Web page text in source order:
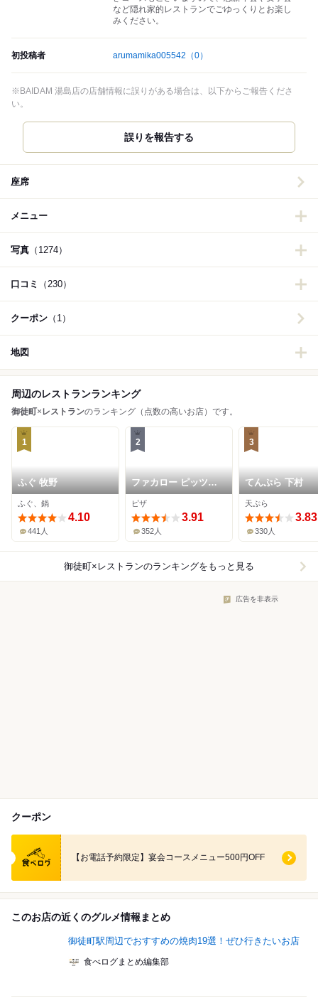
など隠れ家的レストランでごゆっくりとお楽し
みください。
初投稿者 arumamika005542 （0）
※BAIDAM 湯島店の店舗情報に誤りがある場合は、以下からご報告くださ
い。
誤りを報告する
座席
メニュー
写真 （1274）
口コミ （230）
クーポン （1）
地図
周辺のレストランランキング
御徒町× レストランのランキング（点数の高いお店）です。
1
ふぐ 牧野
ふぐ、鍋
4.10
441人
2
ファカロー ピッツァ
ギャラリー
ピザ
3.91
352人
3
てんぷら 下村
天ぷら
3.83
330人
御徒町×レストランのランキングをもっと見る
広告を非表示
クーポン
食べログ クーポン
【お電話予約限定】宴会コースメニュー500円OFF
このお店の近くのグルメ情報まとめ
御徒町駅周辺でおすすめの焼肉19選！ぜひ行きたいお店
食べログまとめ編集部